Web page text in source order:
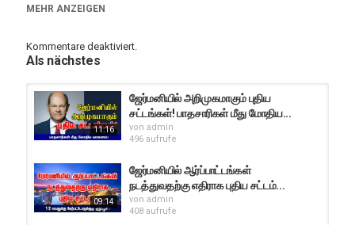
Kategorien
MEHR ANZEIGEN
Kommentare deaktiviert.
Als nächstes
11:16
ஜேர்மனியில் அறிமுகமாகும் புதிய
சட்டங்கள்! பாதசாரிகள் மீது மோதிய...
von admin
496 aufrufe
09:14
ஜேர்மனியில் ஆர்ப்பாட்டங்கள்
நடத்துவதற்கு எதிராக புதிய சட்டம்...
von admin
408 aufrufe